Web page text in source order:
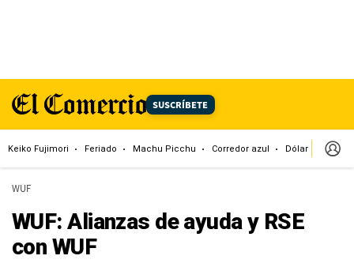
SUSCRÍBETE
Keiko Fujimori Feriado Machu Picchu Corredor azul Dólar
WUF
WUF: Alianzas de ayuda y RSE
con WUF